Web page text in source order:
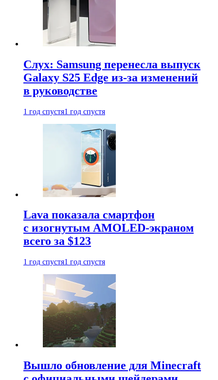
Слух: Samsung перенесла выпуск
Galaxy S25 Edge из-за изменений
в руководстве
1 год спустя1 год спустя
Lava показала смартфон
с изогнутым AMOLED-экраном
всего за $123
1 год спустя1 год спустя
Вышло обновление для Minecraft